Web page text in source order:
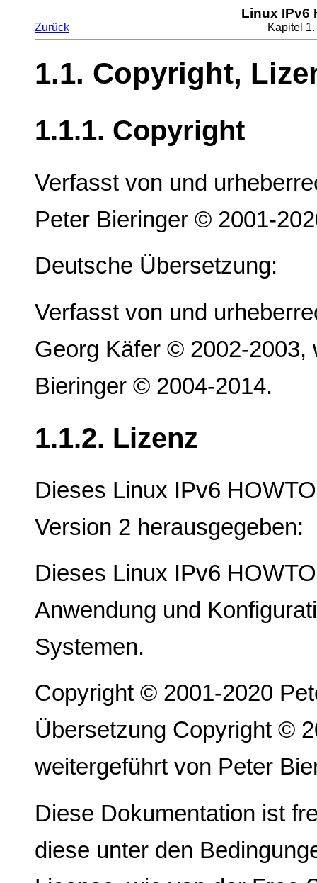
Linux IPv6
Zurück Kapitel
1.1. Copyright,
1.1.1. Copyright
Verfasst von und
Peter Bieringer © 2001-
Deutsche Übersetzung:
Verfasst von und
Georg Käfer © 2002-2003,
Bieringer © 2004-2014.
1.1.2. Lizenz
Dieses Linux IPv6
Version 2 herausgegeben:
Dieses Linux IPv6
Anwendung und
Systemen.
Copyright © 2001-2020
Übersetzung Copyright ©
weitergeführt von Peter
Diese Dokumentation ist
diese unter den